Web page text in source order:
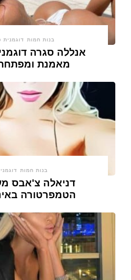
בנות חמות דוגמנית
אנללה סגרה
מאמנת
בנות חמות
דניאלה צ'אבס
הטמפרטורה